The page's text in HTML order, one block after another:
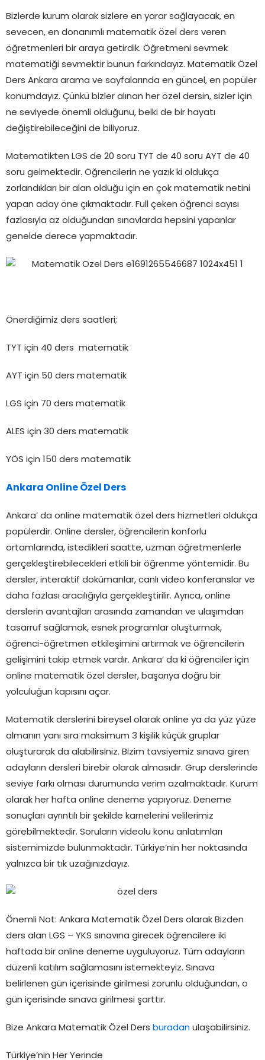
Bizlerde kurum olarak sizlere en yarar sağlayacak, en
sevecen, en donanımlı matematik özel ders veren
öğretmenleri bir araya getirdik. Öğretmeni sevmek
matematiği sevmektir bunun farkındayız. Matematik Özel
Ders Ankara arama ve sayfalarında en güncel, en popüler
konumdayız. Çünkü bizler alınan her özel dersin, sizler için
ne seviyede önemli olduğunu, belki de bir hayatı
değiştirebileceğini de biliyoruz.
Matematikten LGS de 20 soru TYT de 40 soru AYT de 40
soru gelmektedir. Öğrencilerin ne yazık ki oldukça
zorlandıkları bir alan olduğu için en çok matematik netini
yapan aday öne çıkmaktadır. Full çeken öğrenci sayısı
fazlasıyla az olduğundan sınavlarda hepsini yapanlar
genelde derece yapmaktadır.
Önerdiğimiz ders saatleri;
TYT için 40 ders matematik
AYT için 50 ders matematik
LGS için 70 ders matematik
ALES için 30 ders matematik
YÖS için 150 ders matematik
Ankara Online Özel Ders
Ankara’ da online matematik özel ders hizmetleri oldukça
popülerdir. Online dersler, öğrencilerin konforlu
ortamlarında, istedikleri saatte, uzman öğretmenlerle
gerçekleştirebilecekleri etkili bir öğrenme yöntemidir. Bu
dersler, interaktif dokümanlar, canlı video konferanslar ve
daha fazlası aracılığıyla gerçekleştirilir. Ayrıca, online
derslerin avantajları arasında zamandan ve ulaşımdan
tasarruf sağlamak, esnek programlar oluşturmak,
öğrenci-öğretmen etkileşimini artırmak ve öğrencilerin
gelişimini takip etmek vardır. Ankara’ da ki öğrenciler için
online matematik özel dersler, başarıya doğru bir
yolculuğun kapısını açar.
Matematik derslerini bireysel olarak online ya da yüz yüze
almanın yanı sıra maksimum 3 kişilik küçük gruplar
oluşturarak da alabilirsiniz. Bizim tavsiyemiz sınava giren
adayların dersleri birebir olarak almasıdır. Grup derslerinde
seviye farkı olması durumunda verim azalmaktadır. Kurum
olarak her hafta online deneme yapıyoruz. Deneme
sonuçları ayrıntılı bir şekilde karnelerini velilerimiz
görebilmektedir. Soruların videolu konu anlatımları
sistemimizde bulunmaktadır. Türkiye’nin her noktasında
yalnızca bir tık uzağınızdayız.
Önemli Not: Ankara Matematik Özel Ders olarak Bizden
ders alan LGS – YKS sınavına girecek öğrencilere iki
haftada bir online deneme uyguluyoruz. Tüm adayların
düzenli katılım sağlamasını istemekteyiz. Sınava
belirlenen gün içerisinde girilmesi zorunlu olduğundan, o
gün içerisinde sınava girilmesi şarttır.
Bize Ankara Matematik Özel Ders buradan ulaşabilirsiniz.
Türkiye’nin Her Yerinde